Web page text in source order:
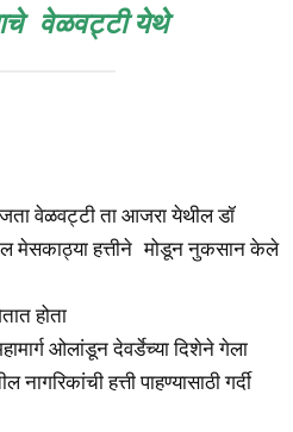
वेळवट्टी येथे
वेळवट्टी ता आजरा येथील डॉ
मेसकाठ्या हत्तीने मोडून नुकसान केले
होता
ओलांडून देवर्डेच्या दिशेने गेला
नागरिकांची हत्ती पाहण्यासाठी गर्दी